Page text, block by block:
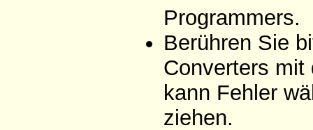
Programmers.
Berühren Sie
Converters mit
kann Fehler
ziehen.